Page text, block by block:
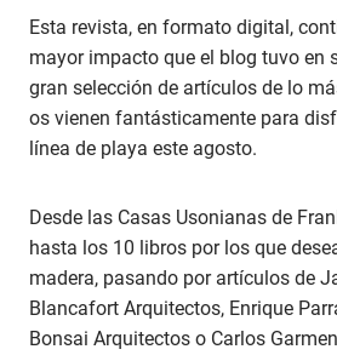
Esta revista, en formato digital,
mayor impacto que el blog tuvo en
gran selección de artículos de lo
os vienen fantásticamente para
línea de playa este agosto.
Desde las Casas Usonianas de
hasta los 10 libros por los que
madera, pasando por artículos de
Blancafort Arquitectos, Enrique
Bonsai Arquitectos o Carlos